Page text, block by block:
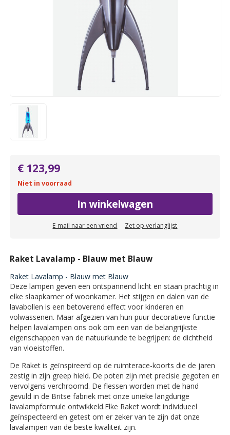
€ 123,99
Niet in voorraad
In winkelwagen
E-mail naar een vriend Zet op verlanglijst
Raket Lavalamp - Blauw met Blauw
Raket Lavalamp - Blauw met Blauw
Deze lampen geven een ontspannend licht en staan prachtig in
elke slaapkamer of woonkamer. Het stijgen en dalen van de
lavabollen is een betoverend effect voor kinderen en
volwassenen. Maar afgezien van hun puur decoratieve functie
helpen lavalampen ons ook om een van de belangrijkste
eigenschappen van de natuurkunde te begrijpen: de dichtheid
van vloeistoffen.
De Raket is geïnspireerd op de ruimterace-koorts die de jaren
zestig in zijn greep hield. De poten zijn met precisie gegoten en
vervolgens verchroomd. De flessen worden met de hand
gevuld in de Britse fabriek met onze unieke langdurige
lavalampformule ontwikkeld.Elke Raket wordt individueel
geïnspecteerd en getest om er zeker van te zijn dat onze
lavalampen van de beste kwaliteit zijn.